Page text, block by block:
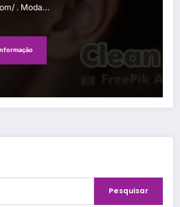
. Moda…
Pesquisar